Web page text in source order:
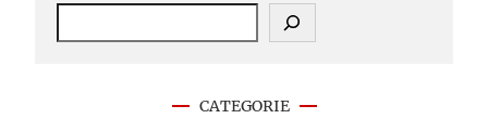
S
CATEGORIE